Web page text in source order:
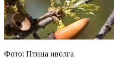
Фото: Птица иволга